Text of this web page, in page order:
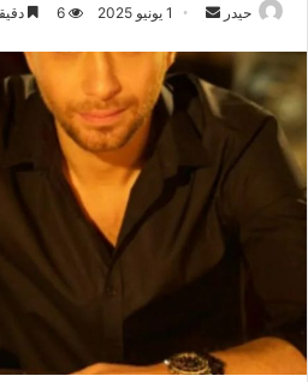
حيدر
أرسل
إلكترونيا
1 يونيو 2025 6